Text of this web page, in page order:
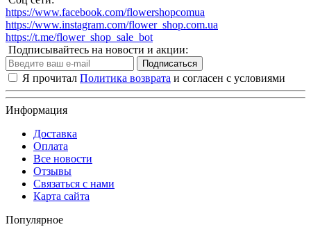
https://www.facebook.com/flowershopcomua
https://www.instagram.com/flower_shop.com.ua
https://t.me/flower_shop_sale_bot
Подписывайтесь на новости и акции:
Подписаться
Я прочитал Политика возврата и согласен с условиями
Информация
Доставка
Оплата
Все новости
Отзывы
Связаться с нами
Карта сайта
Популярное